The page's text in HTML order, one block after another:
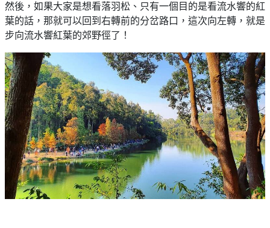
然後，如果大家是想看落羽松、只有一個目的是看流水響的紅
葉的話，那就可以回到右轉前的分岔路口，這次向左轉，就是
步向流水響紅葉的郊野徑了！